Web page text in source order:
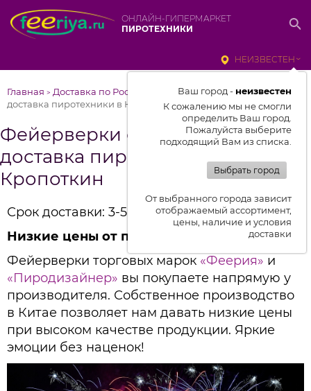
ОНЛАЙН-ГИПЕРМАРКЕТ
ПИРОТЕХНИКИ
НЕИЗВЕСТЕН
Ваш город - неизвестен
К сожалению мы не смогли
определить Ваш город.
Пожалуйста выберите
подходящий Вам из списка.
Выбрать город
От выбранного города зависит
отображаемый ассортимент,
цены, наличие и условия
доставки
Главная > Доставка по России
Фейерверки от Феерии –
доставка пиротехники в Кропоткин
Фейерверки от Феерии –
доставка пиротехники в
Кропоткин
Срок доставки: 3-5 дней
Низкие цены от производителя
Фейерверки торговых марок «Феерия» и
«Пиродизайнер» вы покупаете напрямую у
производителя. Собственное производство
в Китае позволяет нам давать низкие цены
при высоком качестве продукции. Яркие
эмоции без наценок!